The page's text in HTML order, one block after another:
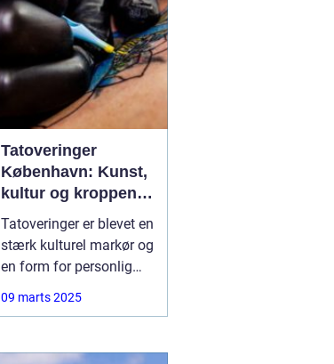
Tatoveringer
København: Kunst,
kultur og kroppens
lærred
Tatoveringer er blevet en
stærk kulturel markør og
en form for personlig
Danmark, København,
09 marts 2025